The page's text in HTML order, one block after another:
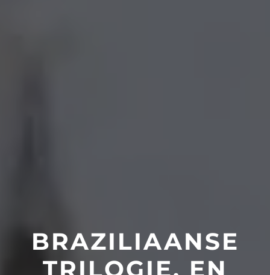
BRAZILIAANSE
TRILOGIE. EN